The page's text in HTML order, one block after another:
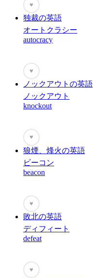
♥
独裁の英語
オートクラシー
autocracy
♥
ノックアウトの英語
ノックアウト
knockout
♥
狼煙、烽火の英語
ビーコン
beacon
♥
敗北の英語
ディフィート
defeat
♥